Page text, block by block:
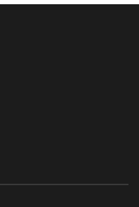
UV-kestävä,